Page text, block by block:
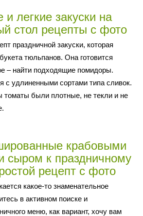
легкие закуски на
стол рецепты с фото
праздничной закуски, которая
тюльпанов. Она готовится
– найти подходящие помидоры.
с удлиненными сортами типа сливок.
томаты были плотные, не текли и не
крабовыми
сыром к праздничному
рецепт с фото
какое-то знаменательное
в активном поиске и
меню, как вариант, хочу вам